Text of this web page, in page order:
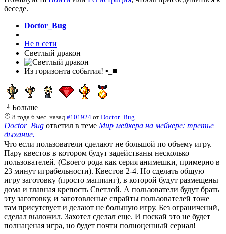
беседе.
Doctor_Bug
Не в сети
Светлый дракон
Из горизонта события! ▪_■
Больше
8 года 6 мес. назад #101924 отDoctor_Bug
Doctor_Bug ответил в теме Мир мейкера на мейкере: третье
дыхание.
Что если пользователи сделают не большой по объему игру.
Пару квестов в котором будут задействаны несколько
пользователей. (Своего рода как серия анимешки, примерно в
23 минут играбельности). Квестов 2-4. Но сделать общую
игру заготовку (просто маппинг), в которой будут размещены
дома и главная крепость Светлой. А пользователи будут брать
эту заготовку, и заготовленые спрайты пользователей тоже
там присутсвует и делают не большую игру. Без ограничений,
сделал выложил. Захотел сделал еще. И поскай это не будет
полнаценая игра, но будет почти полноценный сериал!